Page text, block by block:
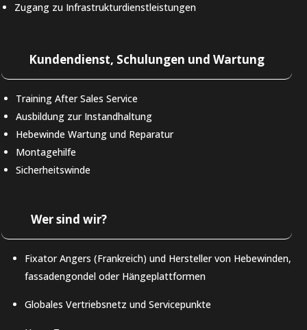
Zugang zu Infrastrukturdienstleistungen
Kundendienst, Schulungen und Wartung
Training After Sales Service
Ausbildung zur Instandhaltung
Hebewinde Wartung und Reparatur
Montagehilfe
Sicherheitswinde
Wer sind wir?
Fixator Angers (Frankreich) und Hersteller von Hebewinden,
fassadengondel oder Hängeplattformen
Globales Vertriebsnetz und Servicepunkte